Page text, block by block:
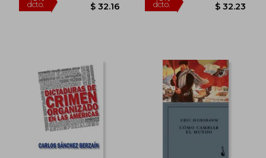
45%
dcto.
45%